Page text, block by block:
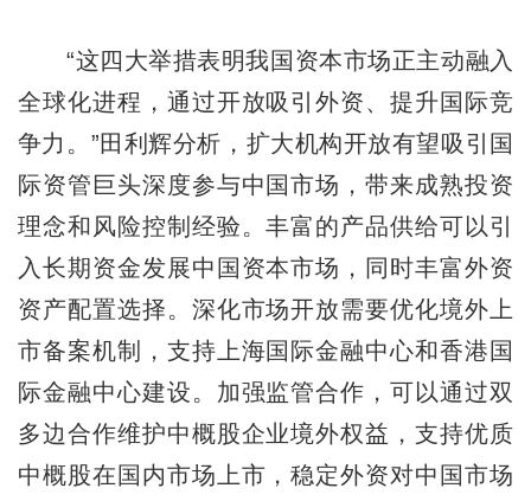
“这四大举措表明我国资本市场正主动融入
全球化进程，通过开放吸引外资、提升国际竞
争力。”田利辉分析，扩大机构开放有望吸引国
际资管巨头深度参与中国市场，带来成熟投资
理念和风险控制经验。丰富的产品供给可以引
入长期资金发展中国资本市场，同时丰富外资
资产配置选择。深化市场开放需要优化境外上
市备案机制，支持上海国际金融中心和香港国
际金融中心建设。加强监管合作，可以通过双
多边合作维护中概股企业境外权益，支持优质
中概股在国内市场上市，稳定外资对中国市场